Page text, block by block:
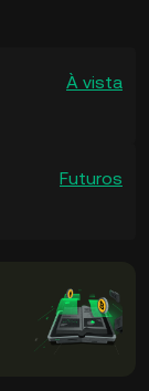
À vista
Futuros